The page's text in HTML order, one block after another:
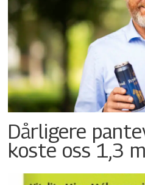
Dårligere
koste oss 1,3